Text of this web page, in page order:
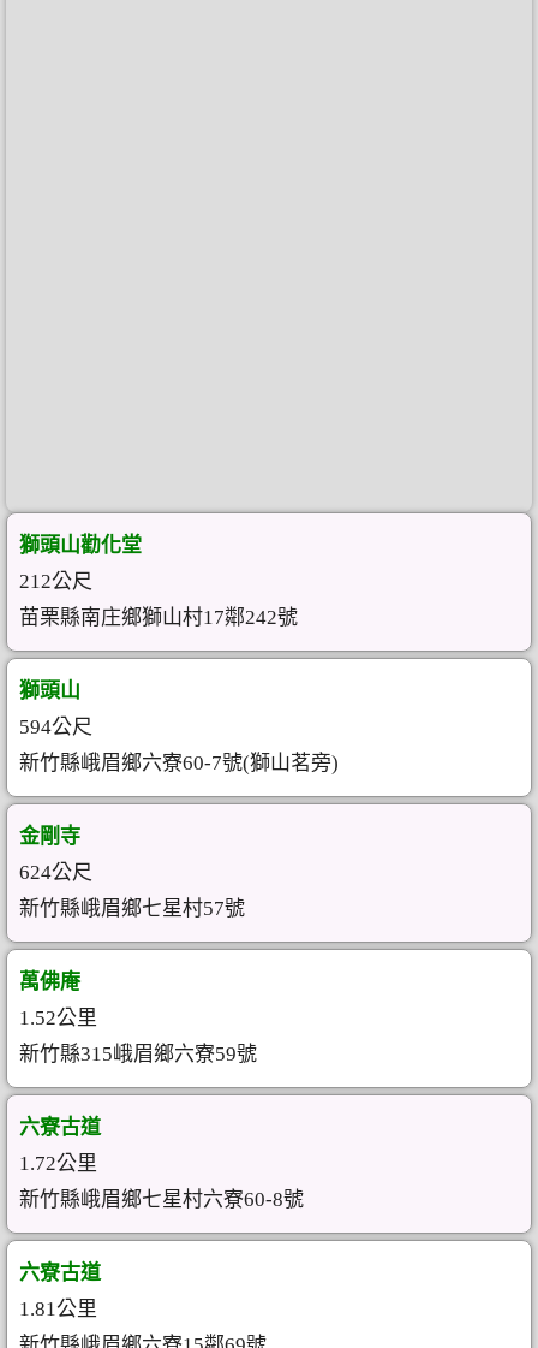
獅頭山勸化堂
212公尺
苗栗縣南庄鄉獅山村17鄰242號
獅頭山
594公尺
新竹縣峨眉鄉六寮60-7號(獅山茗旁)
金剛寺
624公尺
新竹縣峨眉鄉七星村57號
萬佛庵
1.52公里
新竹縣315峨眉鄉六寮59號
六寮古道
1.72公里
新竹縣峨眉鄉七星村六寮60-8號
六寮古道
1.81公里